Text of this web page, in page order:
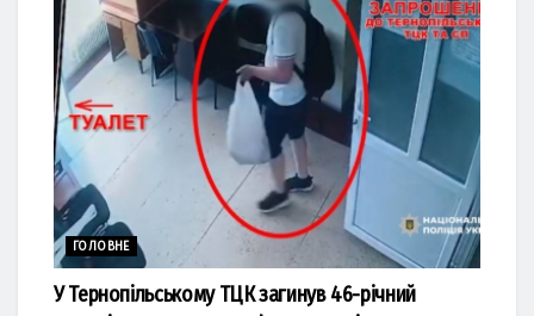
ГОЛОВНЕ
У Тернопільському ТЦК загинув 46-річний